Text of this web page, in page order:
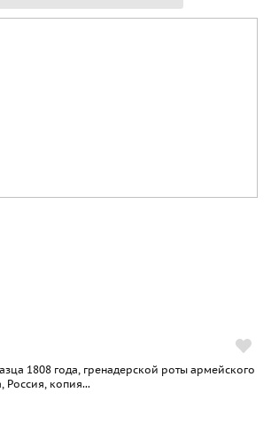
1808 года, гренадерской роты армейского
Россия, копия...